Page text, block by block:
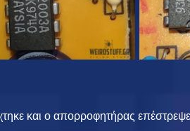
και ο απορροφητήρας